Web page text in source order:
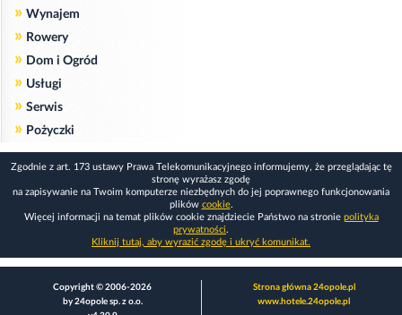
» Wynajem
» Rowery
» Dom i Ogród
» Usługi
» Serwis
» Pożyczki
Zgodnie z art. 173 ustawy Prawa Telekomunikacyjnego informujemy, że przeglądając tę
stronę wyrażasz zgodę
na zapisywanie na Twoim komputerze niezbędnych do jej poprawnego funkcjonowania
plików cookie.
Więcej informacji na temat plików cookie znajdziecie Państwo na stronie polityka
prywatności.
Kliknij tutaj, aby wyrazić zgodę i ukryć komunikat.
Copyright © 2006-2026
by 24opole sp. z o.o.
Strona główna 24opole.pl
www.hotele.24opole.pl